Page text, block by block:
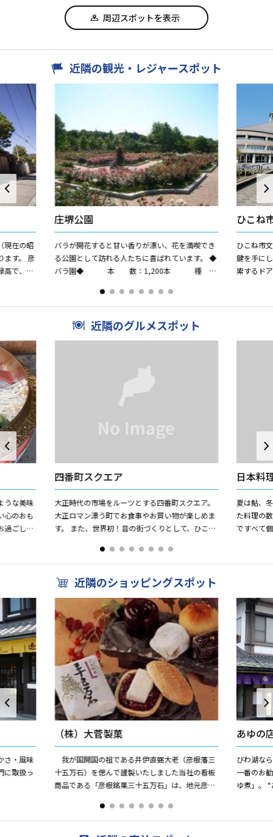
周辺スポットを表示
近隣の観光・レジャースポット
現在の昭
ます。 彦
高で、第
庄堺公園
バラが開花すると甘い香りが漂い、花を満喫でき
る公園として訪れる人たちに喜ばれています。 ◆
バラ園◆ 本 数：1,200本 種
ひこね
ひこね市
鍵を手に
索するド
近隣のグルメスポット
うな美味
心のおも
過ごし下
四番町スクエア
大正時代の市場をルーツとする四番町スクエア。
大正ロマン漂う町でお食事やお買い物が楽しめま
す。 また、世界初！音の街づくりとして、ひこね
あまりのスピーカから...
日本料
夏は鮎、
た料理の
ですべて
近隣のショッピングスポット
さ・風味
に取扱っ
（株）大菅製菓
我が国開国の祖である井伊直弼大老（彦根藩三
十五万石）を偲んで謹製いたしました当社の看板
商品である「彦根銘菓三十五万石」は、地元彦根
ており、城下町・小江戸彦...
あゆの
びわ湖な
一番のお
ゆ煮」。